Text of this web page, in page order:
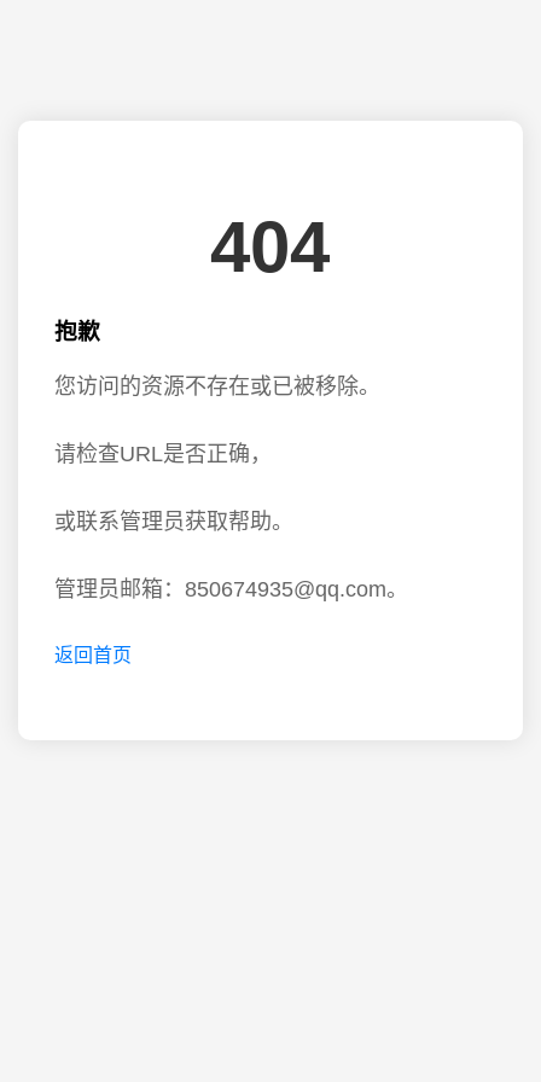
404
抱歉
您访问的资源不存在或已被移除。
请检查URL是否正确，
或联系管理员获取帮助。
管理员邮箱：850674935@qq.com。
返回首页